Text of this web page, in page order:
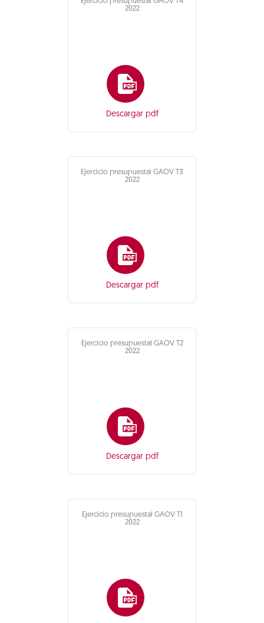
2022
Descargar pdf
Ejercicio presupuestal GAOV T3
2022
Descargar pdf
Ejercicio presupuestal GAOV T2
2022
Descargar pdf
Ejercicio presupuestal GAOV T1
2022